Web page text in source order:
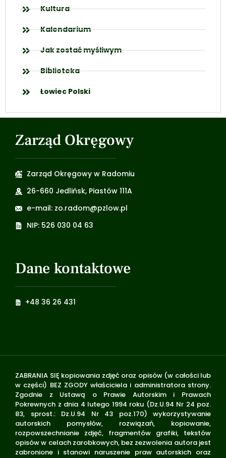
Kultura
Kalendarium
Jak zostać myśliwym
Biblioteka
Łowiec Polski
Zarząd Okręgowy
Zarząd Okręgowy w Radomiu
26-660 Jedlińsk, Piastów 111A
e-mail: zo.radom@pzlow.pl
NIP: 526 030 04 63
Dane kontaktowe
+48 36 26 431
ZABRANIA SIĘ kopiowania zdjęć oraz opisów (w całości lub
w części) BEZ ZGODY właściciela i administratora strony.
Zgodnie z Ustawą o Prawie Autorskim i Prawach
Pokrewnych z dnia 4 lutego 1994 roku (Dz.U.94 Nr 24 poz.
83, sprost.: Dz.U.94 Nr 43 poz.170) wykorzystywanie
autorskich pomysłów, rozwiązań, kopiowanie,
rozpowszechnianie zdjęć, fragmentów grafiki, tekstów
opisów w celach zarobkowych, bez zezwolenia autora jest
zabronione i stanowi naruszenie praw autorskich oraz